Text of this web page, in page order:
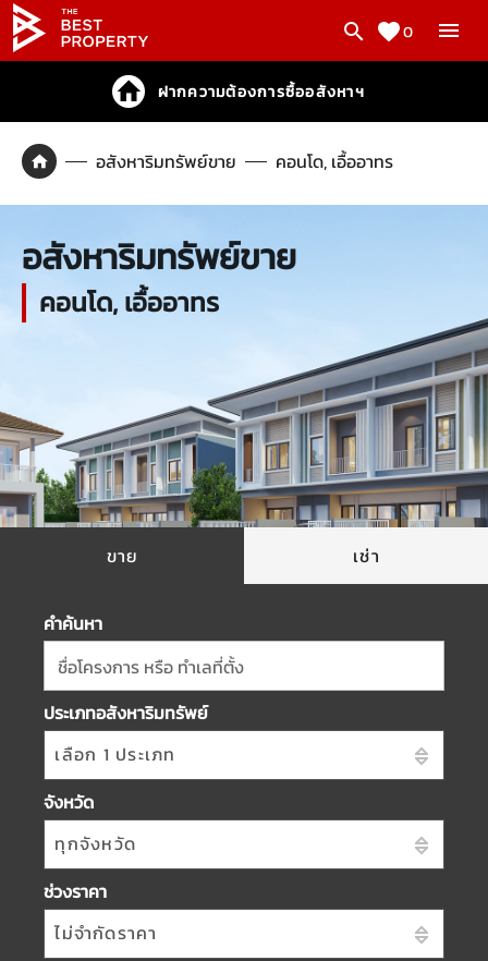
0
ฝากความต้องการซื้ออสังหาฯ
อสังหาริมทรัพย์ขาย คอนโด, เอื้ออาทร
อสังหาริมทรัพย์ขาย
คอนโด, เอื้ออาทร
ขาย เช่า
คำค้นหา
ชื่อโครงการ หรือ ทำเลที่ตั้ง
ประเภทอสังหาริมทรัพย์
เลือก 1 ประเภท
จังหวัด
ทุกจังหวัด
ช่วงราคา
ไม่จำกัดราคา